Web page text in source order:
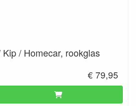
/ Homecar, rookglas
€ 79,95